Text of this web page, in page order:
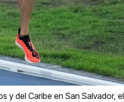
y del Caribe en San Salvador, el